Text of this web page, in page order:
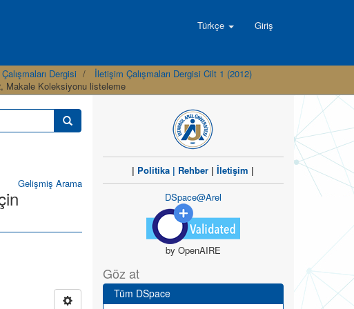
Türkçe Giriş
Dergisi
İletişim Çalışmaları Dergisi Cilt 1 (2012)
Makale Koleksiyonu listeleme
Gelişmiş Arama
| Politika | Rehber |İletişim |
DSpace@Arel
by OpenAIRE
Göz at
Tüm DSpace